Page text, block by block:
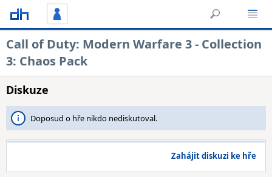
Call of Duty: Modern Warfare 3 - Collection
3: Chaos Pack
Diskuze
Doposud o hře nikdo nediskutoval.
Zahájit diskuzi ke hře